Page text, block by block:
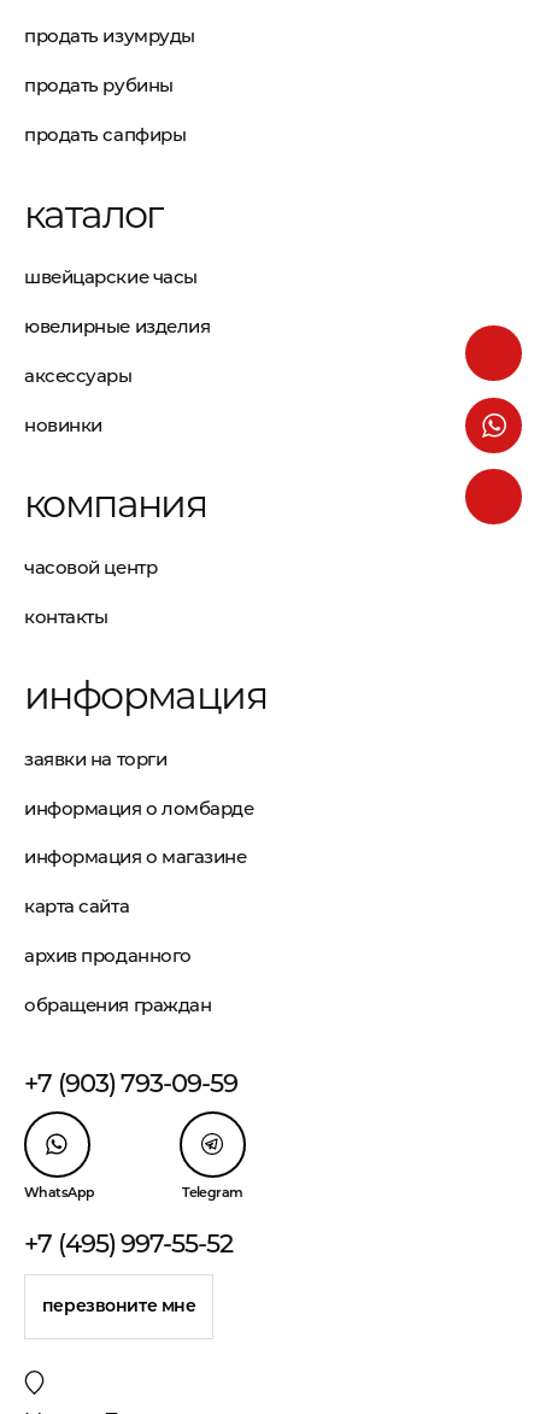
продать изумруды
продать рубины
продать сапфиры
каталог
швейцарские часы
ювелирные изделия
аксессуары
новинки
компания
часовой центр
контакты
информация
заявки на торги
информация о ломбарде
информация о магазине
карта сайта
архив проданного
обращения граждан
+7 (903) 793-09-59
WhatsApp Telegram
+7 (495) 997-55-52
перезвоните мне